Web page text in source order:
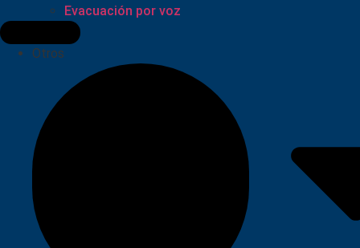
Evacuación por voz
Otros